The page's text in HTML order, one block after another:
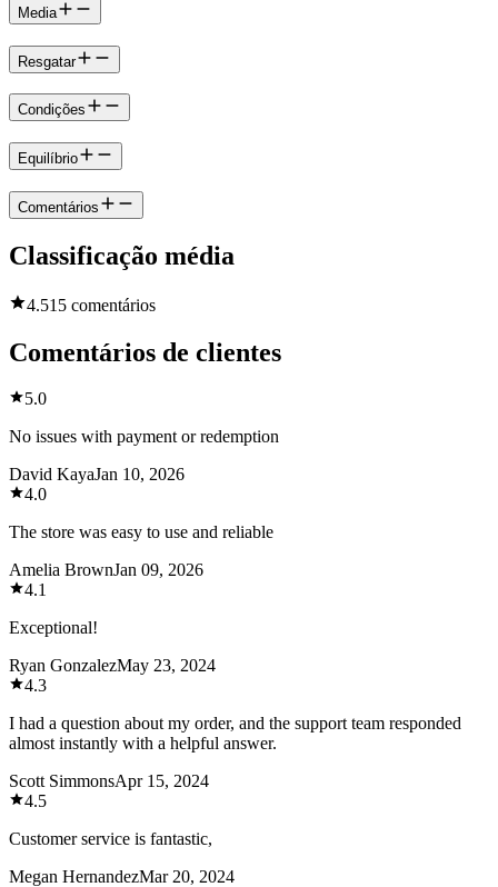
Media
Resgatar
Condições
Equilíbrio
Comentários
Classificação média
4.515 comentários
Comentários de clientes
5.0
No issues with payment or redemption
David KayaJan 10, 2026
4.0
The store was easy to use and reliable
Amelia BrownJan 09, 2026
4.1
Exceptional!
Ryan GonzalezMay 23, 2024
4.3
I had a question about my order, and the support team responded
almost instantly with a helpful answer.
Scott SimmonsApr 15, 2024
4.5
Customer service is fantastic,
Megan HernandezMar 20, 2024